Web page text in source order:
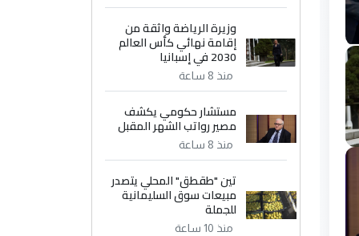
وزيرة الرياضة واثقة من
إقامة نهائي كأس العالم
2030 في إسبانيا
منذ 8 ساعة
مستشار حكومي يكشف
مصير رواتب الشهر المقبل
منذ 8 ساعة
تين "طقطق" المحلي يتصدر
مبيعات سوق السليمانية
للجملة
منذ 10 ساعة